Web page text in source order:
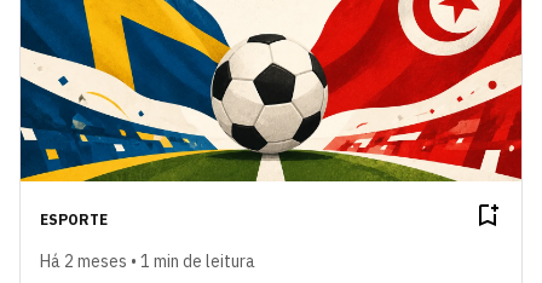
ESPORTE
Há 2 meses • 1 min de leitura